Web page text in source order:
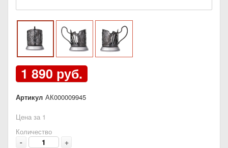
1 890 руб.
Артикул АК000009945
Цена за 1
Количество
- +